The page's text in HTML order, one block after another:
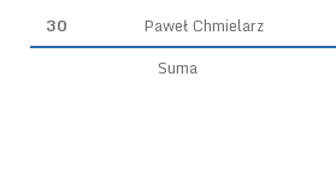
30
Paweł Chmielarz
Suma